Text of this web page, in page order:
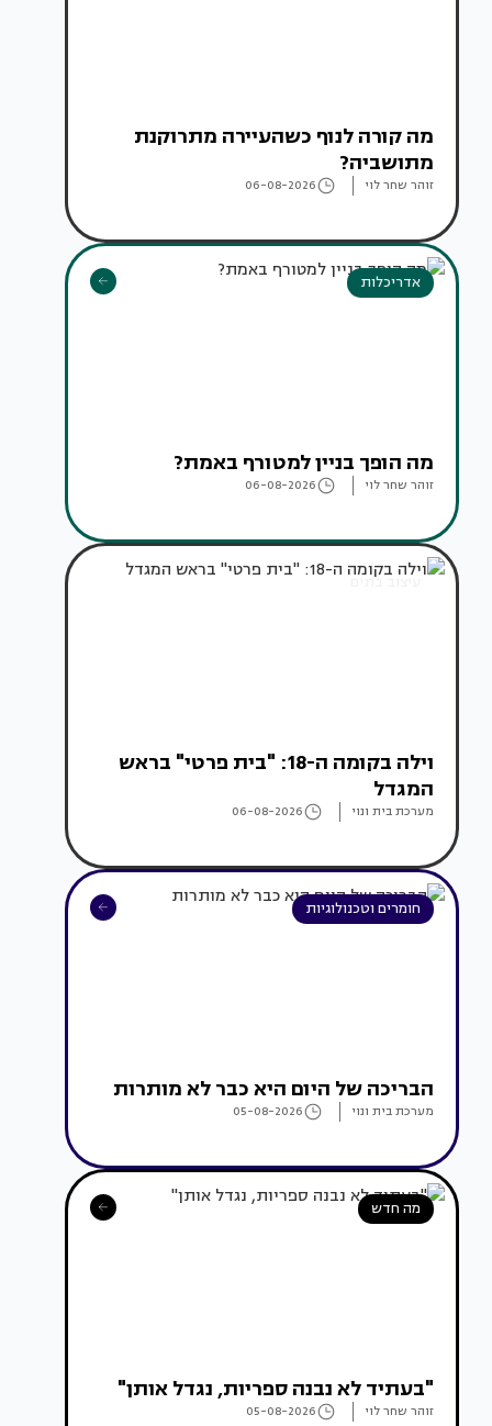
מה קורה לנוף כשהעיירה מתרוקנת
מתושביה?
זוהר שחר לוי 06-08-2026
אדריכלות
מה הופך בניין למטורף באמת?
זוהר שחר לוי 06-08-2026
עיצוב בתים
וילה בקומה ה-18: "בית פרטי" בראש
המגדל
מערכת בית ונוי 06-08-2026
חומרים וטכנולוגיות
הבריכה של היום היא כבר לא מותרות
מערכת בית ונוי 05-08-2026
מה חדש
"בעתיד לא נבנה ספריות, נגדל אותן"
זוהר שחר לוי 05-08-2026